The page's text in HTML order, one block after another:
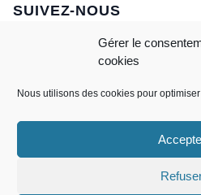
Gérer le
cookies
Nous utilisons des cookies pour
SUIVEZ-NOUS
MasterCardCredit
POLITIQUE DE